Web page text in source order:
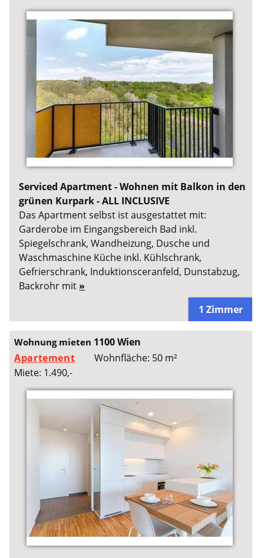
Serviced Apartment - Wohnen mit Balkon in den
grünen Kurpark - ALL INCLUSIVE
Das Apartment selbst ist ausgestattet mit:
Garderobe im Eingangsbereich Bad inkl.
Spiegelschrank, Wandheizung, Dusche und
Waschmaschine Küche inkl. Kühlschrank,
Gefrierschrank, Induktionsceranfeld, Dunstabzug,
Backrohr mit »
1 Zimmer
Wohnung mieten 1100 Wien
Apartement
Wohnfläche: 50 m²
Miete: 1.490,-